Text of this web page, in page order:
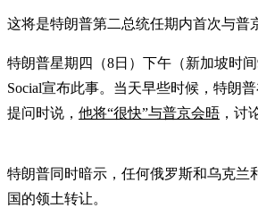
这将是特朗普第二总统任期内首次与普
特朗普星期四（8日）下午（新加坡时
Social宣布此事。当天早些时候，特朗
提问时说， 他将“很快”与普京会晤 ，讨
特朗普同时暗示，任何俄罗斯和乌克兰
国的领土转让。